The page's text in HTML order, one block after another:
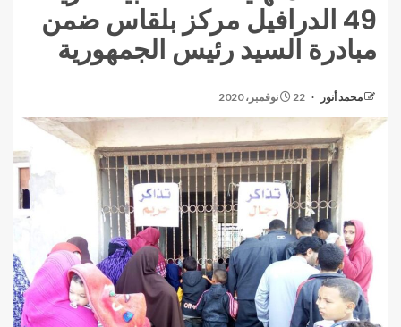
49 الدرافيل مركز بلقاس ضمن
مبادرة السيد رئيس الجمهورية
محمد أنور 22 نوفمبر، 2020